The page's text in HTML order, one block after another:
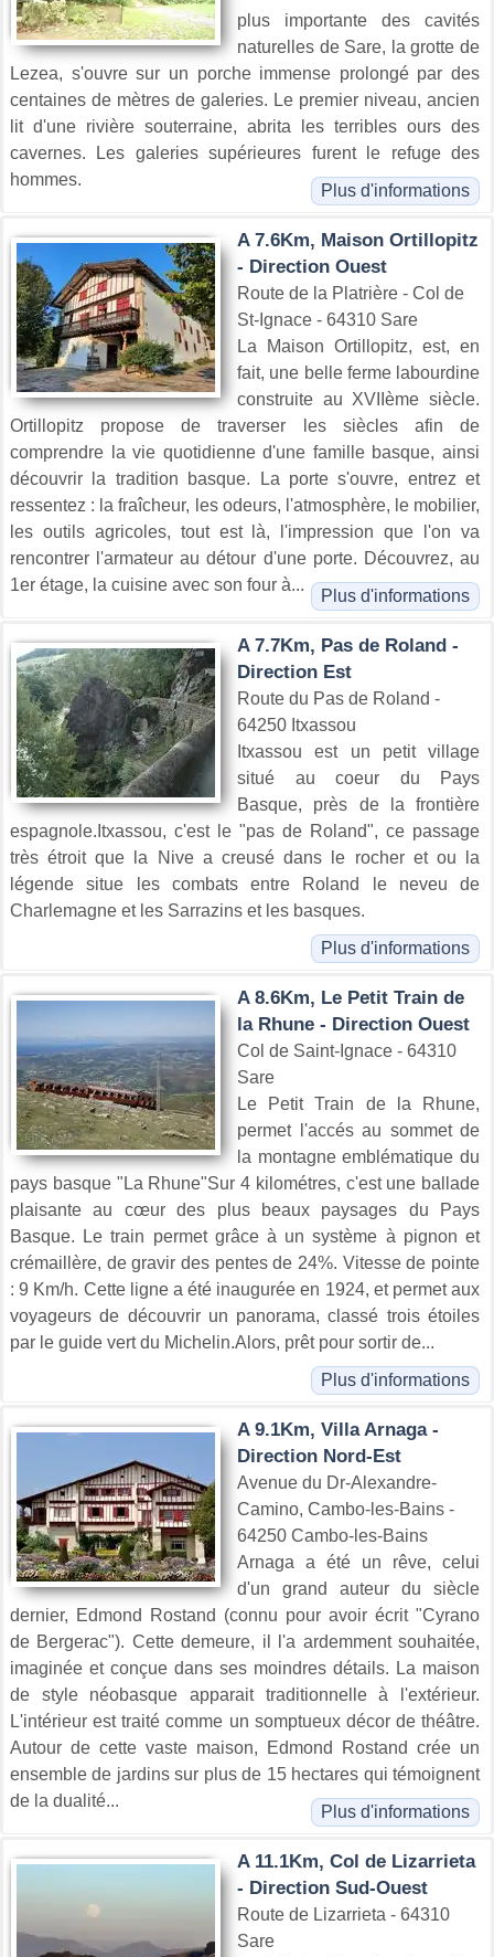
plus importante des cavités
naturelles de Sare, la grotte de
Lezea, s'ouvre sur un porche immense prolongé par des
centaines de mètres de galeries. Le premier niveau, ancien
lit d'une rivière souterraine, abrita les terribles ours des
cavernes. Les galeries supérieures furent le refuge des
hommes.
Plus d'informations
A 7.6Km, Maison Ortillopitz
- Direction Ouest
Route de la Platrière - Col de
St-Ignace - 64310 Sare
La Maison Ortillopitz, est, en
fait, une belle ferme labourdine
construite au XVIIème siècle.
Ortillopitz propose de traverser les siècles afin de
comprendre la vie quotidienne d'une famille basque, ainsi
découvrir la tradition basque. La porte s'ouvre, entrez et
ressentez : la fraîcheur, les odeurs, l'atmosphère, le mobilier,
les outils agricoles, tout est là, l'impression que l'on va
rencontrer l'armateur au détour d'une porte. Découvrez, au
1er étage, la cuisine avec son four à...
Plus d'informations
A 7.7Km, Pas de Roland -
Direction Est
Route du Pas de Roland -
64250 Itxassou
Itxassou est un petit village
situé au coeur du Pays
Basque, près de la frontière
espagnole.Itxassou, c'est le "pas de Roland", ce passage
très étroit que la Nive a creusé dans le rocher et ou la
légende situe les combats entre Roland le neveu de
Charlemagne et les Sarrazins et les basques.
Plus d'informations
A 8.6Km, Le Petit Train de
la Rhune - Direction Ouest
Col de Saint-Ignace - 64310
Sare
Le Petit Train de la Rhune,
permet l'accés au sommet de
la montagne emblématique du
pays basque "La Rhune"Sur 4 kilométres, c'est une ballade
plaisante au cœur des plus beaux paysages du Pays
Basque. Le train permet grâce à un système à pignon et
crémaillère, de gravir des pentes de 24%. Vitesse de pointe
: 9 Km/h. Cette ligne a été inaugurée en 1924, et permet aux
voyageurs de découvrir un panorama, classé trois étoiles
par le guide vert du Michelin.Alors, prêt pour sortir de...
Plus d'informations
A 9.1Km, Villa Arnaga -
Direction Nord-Est
Avenue du Dr-Alexandre-
Camino, Cambo-les-Bains -
64250 Cambo-les-Bains
Arnaga a été un rêve, celui
d'un grand auteur du siècle
dernier, Edmond Rostand (connu pour avoir écrit "Cyrano
de Bergerac"). Cette demeure, il l'a ardemment souhaitée,
imaginée et conçue dans ses moindres détails. La maison
de style néobasque apparait traditionnelle à l'extérieur.
L'intérieur est traité comme un somptueux décor de théâtre.
Autour de cette vaste maison, Edmond Rostand crée un
ensemble de jardins sur plus de 15 hectares qui témoignent
de la dualité...
Plus d'informations
A 11.1Km, Col de Lizarrieta
- Direction Sud-Ouest
Route de Lizarrieta - 64310
Sare